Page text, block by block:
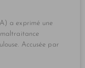
a exprimé une
Accusée par